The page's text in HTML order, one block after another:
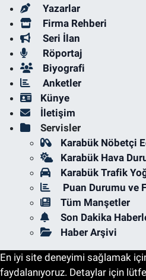
Yazarlar
Firma Rehberi
Seri İlan
Röportaj
Biyografi
Anketler
Künye
İletişim
Servisler
Karabük Nöbetçi
Karabük Hava
Karabük Trafik
Puan Durumu ve
Tüm Manşetler
Son Dakika
Haber Arşivi
En iyi site deneyimi sağlamak
faydalanıyoruz. Detaylar için